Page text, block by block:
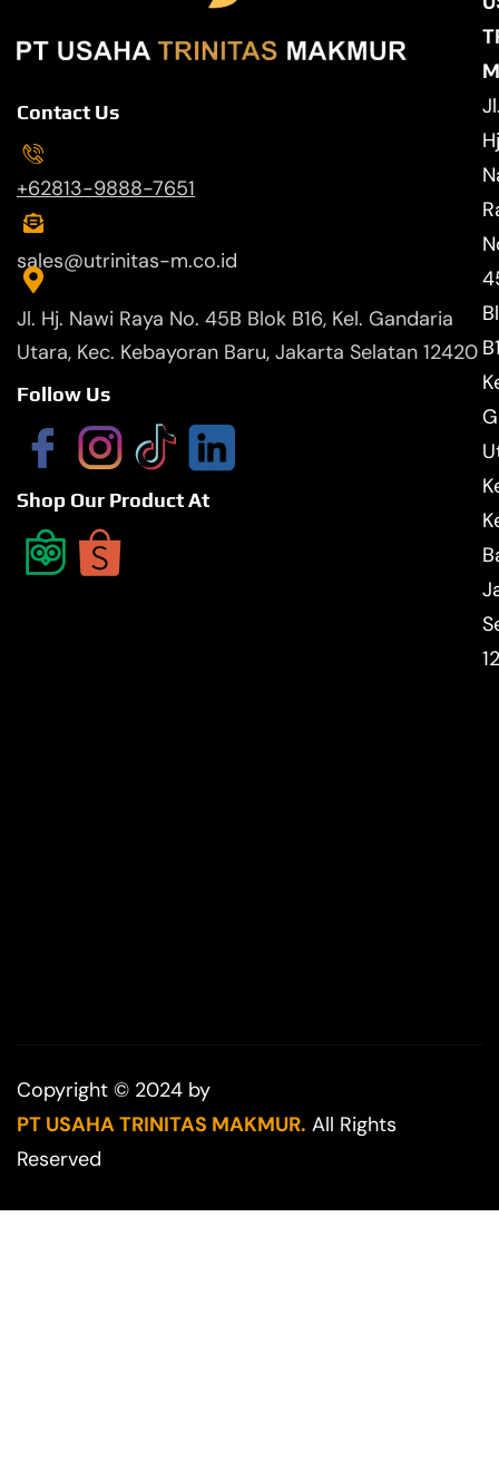
Contact Us
+62813-9888-7651
sales@utrinitas-m.co.id
Jl. Hj. Nawi Raya No. 45B Blok B16, Kel. Gandaria
Utara, Kec. Kebayoran Baru, Jakarta Selatan 12420
Follow Us
Shop Our Product At
Copyright © 2024 by
PT USAHA TRINITAS MAKMUR. All Rights
Reserved